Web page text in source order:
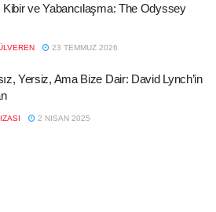
ve Yabancılaşma: The Odyssey
23 TEMMUZ 2026
Yersiz, Ama Bize Dair: David Lynch’in
2 NISAN 2025